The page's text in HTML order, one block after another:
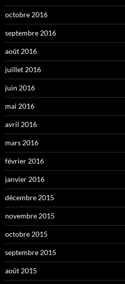
octobre 2016
septembre 2016
août 2016
juillet 2016
juin 2016
mai 2016
avril 2016
mars 2016
février 2016
janvier 2016
décembre 2015
novembre 2015
octobre 2015
septembre 2015
août 2015